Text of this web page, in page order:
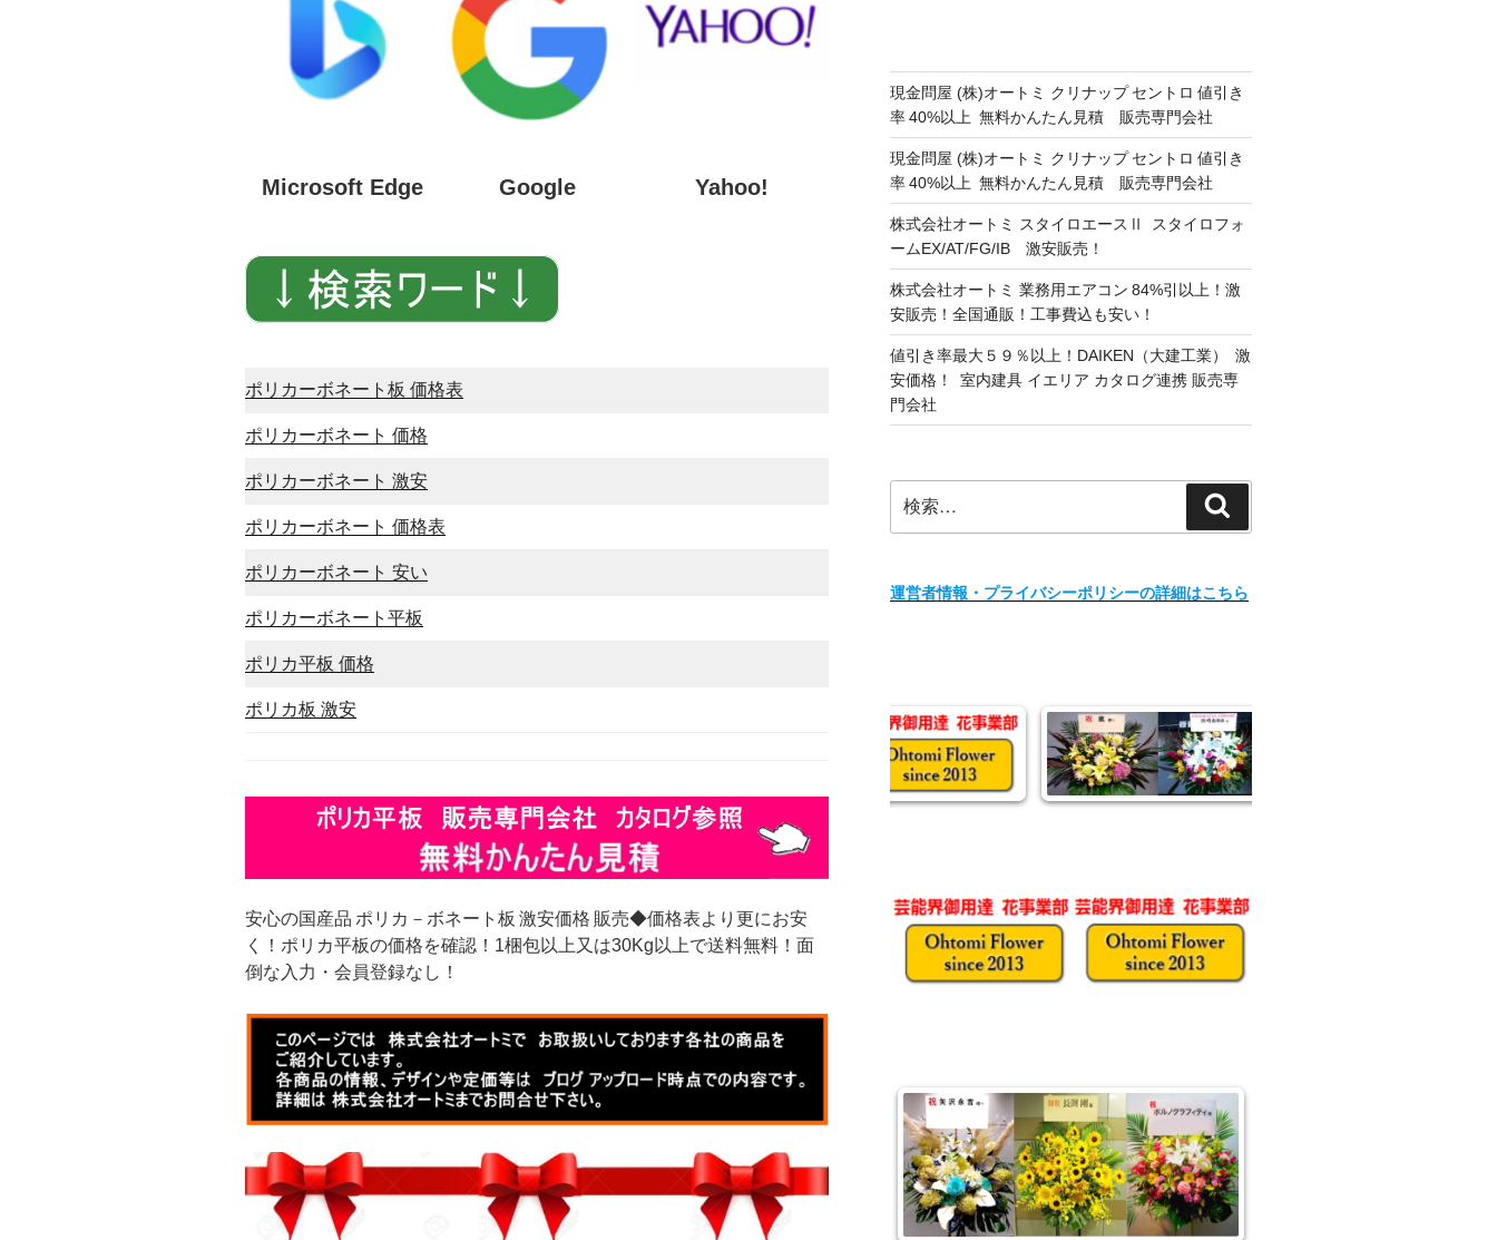
Microsoft Edge Google Yahoo!
ポリカーボネート板 価格表
ポリカーボネート 価格
ポリカーボネート 激安
ポリカーボネート 価格表
ポリカーボネート 安い
ポリカーボネート平板
ポリカ平板 価格
ポリカ板 激安
安心の国産品 ポリカ－ボネート板 激安価格 販売◆価格表より更にお安
く！ポリカ平板の価格を確認！1梱包以上又は30Kg以上で送料無料！面
倒な入力・会員登録なし！
現金問屋 (株)オートミ クリナップ セントロ 値引き
率 40%以上 無料かんたん見積 販売専門会社
現金問屋 (株)オートミ クリナップ セントロ 値引き
率 40%以上 無料かんたん見積 販売専門会社
株式会社オートミ スタイロエースⅡ スタイロフォ
ームEX/AT/FG/IB 激安販売！
株式会社オートミ 業務用エアコン 84%引以上！激
安販売！全国通販！工事費込も安い！
値引き率最大５９％以上！DAIKEN（大建工業） 激
安価格！ 室内建具 イエリア カタログ連携 販売専
門会社
索:
索
運営者情報・プライバシーポリシーの詳細はこちら